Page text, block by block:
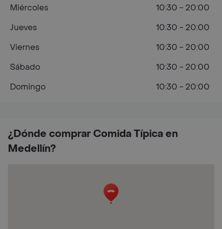
¿Dónde comprar Comida Típica en
Medellín?
Miércoles
10:30 - 20:00
Jueves
10:30 - 20:00
Viernes
10:30 - 20:00
Sábado
10:30 - 20:00
Domingo
10:30 - 20:00